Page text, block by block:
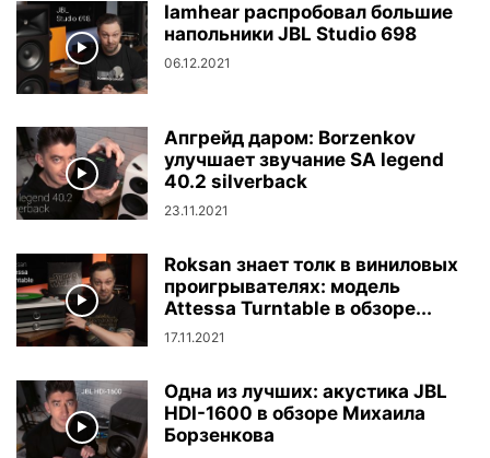
Iamhear распробовал большие
напольники JBL Studio 698
06.12.2021
Апгрейд даром: Borzenkov
улучшает звучание SA legend
40.2 silverback
23.11.2021
Roksan знает толк в виниловых
проигрывателях: модель
Attessa Turntable в обзоре...
17.11.2021
Одна из лучших: акустика JBL
HDI-1600 в обзоре Михаила
Борзенкова